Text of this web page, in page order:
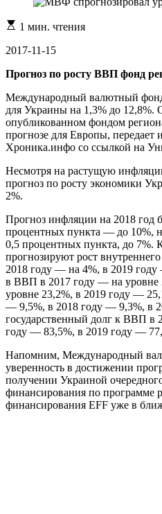
Расчетное
чтения
1 мин. чтения
2017-11-15
Прогноз по росту ВВП фонд
Международный валютный
для Украины на 1,3% до 12,8%.
опубликованном фондом
прогнозе для Европы, передает
Хроника.инфо со ссылкой на
Несмотря на растущую
прогноз по росту экономики
2%.
Прогноз инфляции на 2018 год
процентных пункта — до 10%,
0,5 процентных пункта, до
прогнозируют рост
2018 году — на 4%, в 2019
в ВВП в 2017 году — на уровне
уровне 23,2%, в 2019 году —
— 9,5%, в 2018 году — 9,3%, в
государственный долг к ВВП в
году — 83,5%, в 2019 году —
Напомним, Международный
уверенность в достижении
получении Украиной
финансирования по программе
финансирования EFF уже в